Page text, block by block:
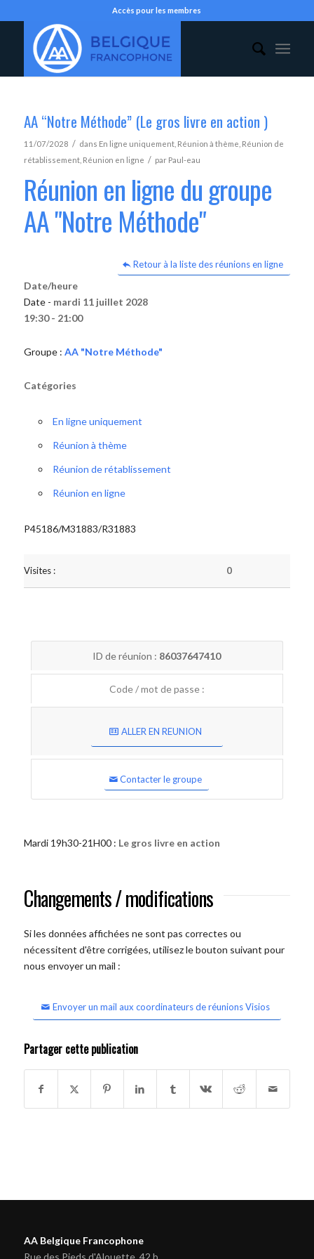
Accès pour les membres
AA “Notre Méthode” (Le gros livre en action )
11/07/2028 / dans En ligne uniquement, Réunion à thème Réunion de
rétablissement, Réunion en ligne / par Paul-eau
Réunion en ligne du groupe
AA "Notre Méthode"
Retour à la liste des réunions en ligne
Date/heure
Date - mardi 11 juillet 2028
19:30 - 21:00
Groupe : AA "Notre Méthode"
Catégories
En ligne uniquement
Réunion à thème
Réunion de rétablissement
Réunion en ligne
P45186/M31883/R31883
Visites : 0
ID de réunion : 86037647410
Code / mot de passe :
ALLER EN REUNION
Contacter le groupe
Mardi 19h30-21H00 : Le gros livre en action
Changements / modifications
Si les données affichées ne sont pas correctes ou
nécessitent d'être corrigées, utilisez le bouton suivant pour
nous envoyer un mail :
Envoyer un mail aux coordinateurs de réunions Visios
Partager cette publication
AA Belgique Francophone
Rue des Pieds d'Alouette, 42 b